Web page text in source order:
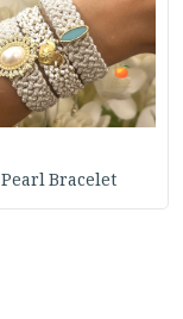
Pearl Bracelet : س